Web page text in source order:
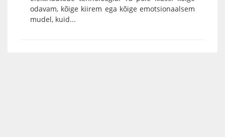
odavam, kõige kiirem ega kõige emotsionaalsem
mudel, kuid...